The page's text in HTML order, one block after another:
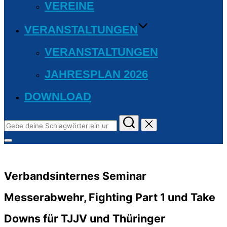
VEREINE
VERANSTALTUNGEN
VERANSTALTUNGEN
JAHRESPLAN 2026
DOWNLOAD
Suchen
nach:
Seitenleiste
Verbandsinternes Seminar
Messerabwehr, Fighting Part 1 und Take
Downs für TJJV und Thüringer